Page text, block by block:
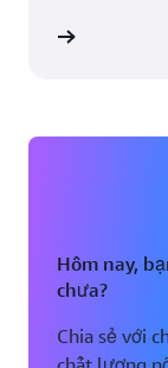
Hôm nay,
chưa?
Chia sẻ với